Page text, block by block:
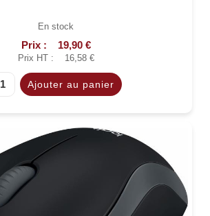
En stock
Prix : 19,90 €
Prix HT : 16,58 €